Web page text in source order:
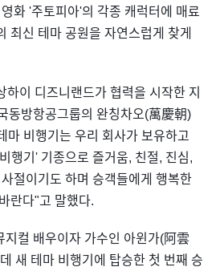
화 '주토피아'의 각종 캐럭터에 매료
최신 테마 공원을 자연스럽게 찾게
하이 디즈니랜드가 협력을 시작한 지
동방항공그룹의 완칭차오(萬慶朝)
마 비행기는 우리 회사가 보유하고
행기' 기종으로 즐거움, 친절, 진심,
절이기도 하며 승객들에게 행복한
란다"고 말했다.
지컬 배우이자 가수인 아윈가(阿雲
새 테마 비행기에 탑승한 첫 번째 승